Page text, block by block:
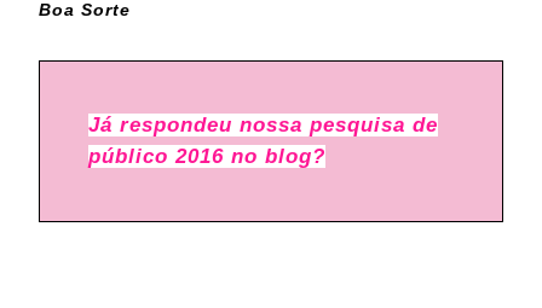
Boa Sorte
Já respondeu nossa pesquisa de
público 2016 no blog?